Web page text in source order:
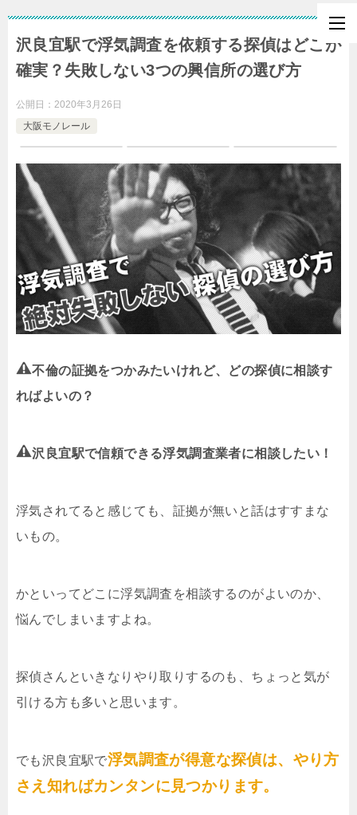
沢良宜駅で浮気調査を依頼する探偵はどこが
確実？失敗しない3つの興信所の選び方
公開日： 2020年3月26日
大阪モノレール
不倫の証拠をつかみたいけれど、どの探偵に相談す
ればよいの？
沢良宜駅で信頼できる浮気調査業者に相談したい！
浮気されてると感じても、証拠が無いと話はすすまな
いもの。
かといってどこに浮気調査を相談するのがよいのか、
悩んでしまいますよね。
探偵さんといきなりやり取りするのも、ちょっと気が
引ける方も多いと思います。
でも沢良宜駅で浮気調査が得意な探偵は、やり方
さえ知ればカンタンに見つかります。